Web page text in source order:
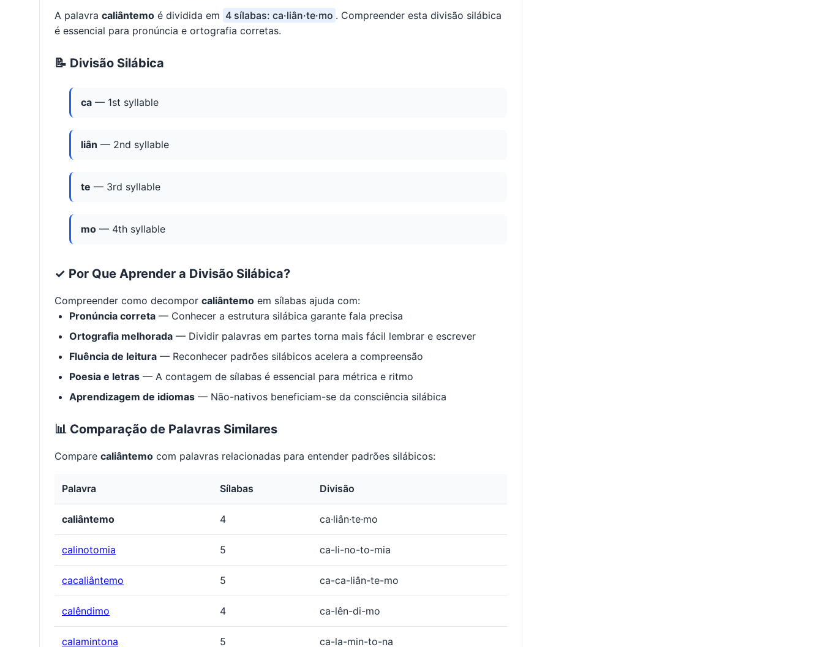
A palavra caliântemo é dividida em 4 sílabas: ca·liân·te·mo . Compreender esta divisão silábica
é essencial para pronúncia e ortografia corretas.
📝 Divisão Silábica
ca — 1st syllable
liân — 2nd syllable
te — 3rd syllable
mo — 4th syllable
✓ Por Que Aprender a Divisão Silábica?
Compreender como decompor caliântemo em sílabas ajuda com:
Pronúncia correta — Conhecer a estrutura silábica garante fala precisa
Ortografia melhorada — Dividir palavras em partes torna mais fácil lembrar e escrever
Fluência de leitura — Reconhecer padrões silábicos acelera a compreensão
Poesia e letras — A contagem de sílabas é essencial para métrica e ritmo
Aprendizagem de idiomas — Não-nativos beneficiam-se da consciência silábica
📊 Comparação de Palavras Similares
Compare caliântemo com palavras relacionadas para entender padrões silábicos:
Palavra Sílabas Divisão
caliântemo 4 ca·liân·te·mo
calinotomia 5 ca-li-no-to-mia
cacaliântemo 5 ca-ca-liân-te-mo
calêndimo 4 ca-lên-di-mo
calamintona 5 ca-la-min-to-na